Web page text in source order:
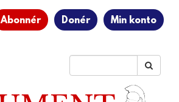
Abonnér Donér Min konto